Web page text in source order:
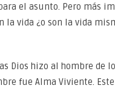
el asunto. Pero más
la vida ¿o son la vida
Dios hizo al hombre de
fue Alma Viviente.